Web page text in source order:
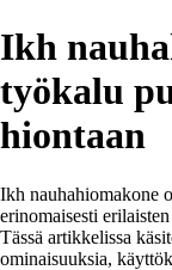
Ikh
työkalu
hiontaan
Ikh nauhahiomakone
erinomaisesti
Tässä artikkelissa
ominaisuuksia,